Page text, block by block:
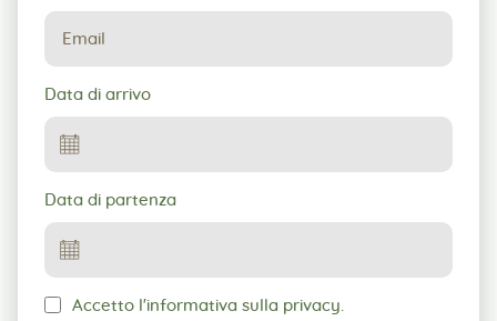
Data di arrivo
Data di partenza
Accetto l'informativa sulla privacy.